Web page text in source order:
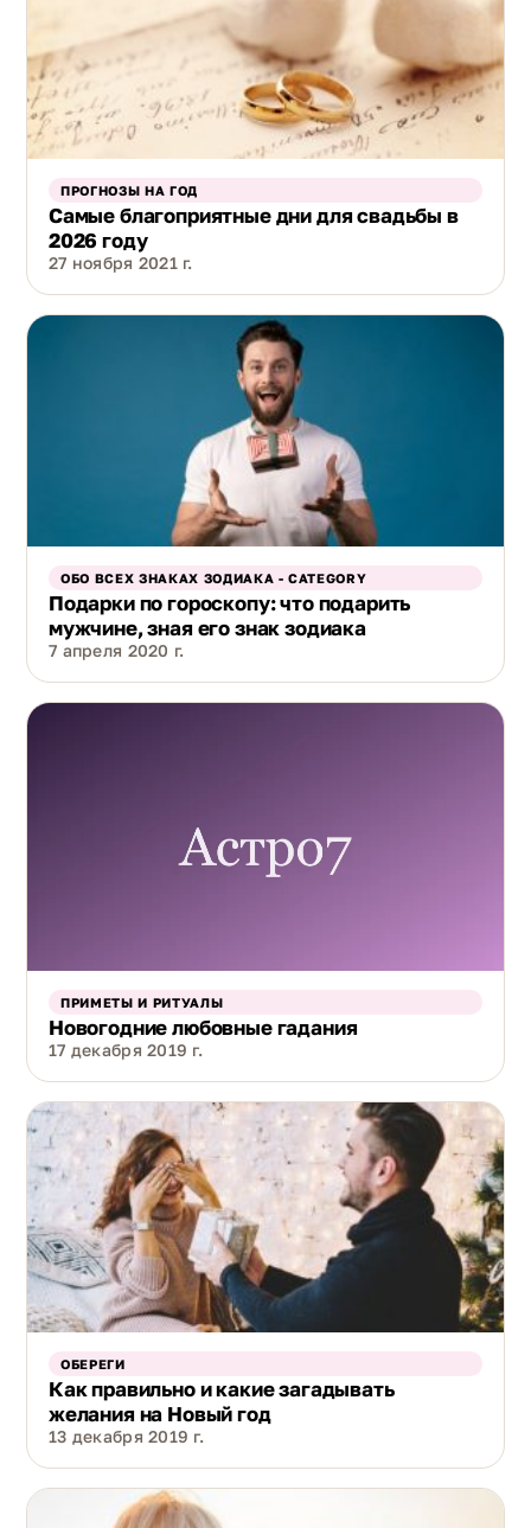
ПРОГНОЗЫ НА ГОД
Самые благоприятные дни для свадьбы в
2026 году
27 ноября 2021 г.
ОБО ВСЕХ ЗНАКАХ ЗОДИАКА - CATEGORY
Подарки по гороскопу: что подарить
мужчине, зная его знак зодиака
7 апреля 2020 г.
ПРИМЕТЫ И РИТУАЛЫ
Новогодние любовные гадания
17 декабря 2019 г.
ОБЕРЕГИ
Как правильно и какие загадывать
желания на Новый год
13 декабря 2019 г.